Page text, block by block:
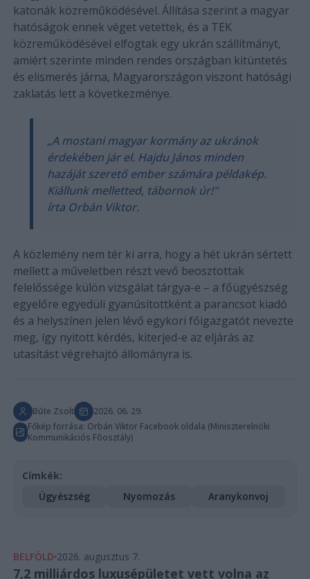
katonák közreműködésével. Állítása szerint a magyar
hatóságok ennek véget vetettek, és a TEK
közreműködésével elfogtak egy ukrán szállítmányt,
amiért szerinte minden rendes országban kitüntetés
és elismerés járna, Magyarországon viszont hatósági
zaklatás lett a következménye.
„A mostani magyar kormány az ukránok
érdekében jár el. Hajdu János minden
hazáját szerető ember számára példakép.
Kiállunk melletted, tábornok úr!"
írta Orbán Viktor.
A közlemény nem tér ki arra, hogy a hét ukrán sértett
mellett a műveletben részt vevő beosztottak
felelőssége külön vizsgálat tárgya-e – a főügyészség
egyelőre egyedüli gyanúsítottként a parancsot kiadó
és a helyszínen jelen lévő egykori főigazgatót nevezte
meg, így nyitott kérdés, kiterjed-e az eljárás az
utasítást végrehajtó állományra is.
Bűte Zsolt
2026. 06. 29.
Főkép forrása: Orbán Viktor Facebook oldala (Miniszterelnöki
Kommunikációs Fõosztály)
Címkék:
Ügyészség
Nyomozás Aranykonvoj
BELFÖLD 2026. augusztus 7.
7,2 milliárdos luxusépületet vett volna az